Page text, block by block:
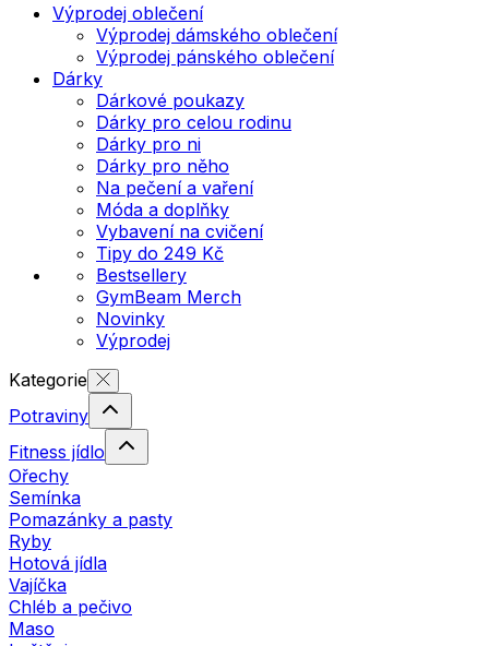
Výprodej oblečení
Výprodej dámského oblečení
Výprodej pánského oblečení
Dárky
Dárkové poukazy
Dárky pro celou rodinu
Dárky pro ni
Dárky pro něho
Na pečení a vaření
Móda a doplňky
Vybavení na cvičení
Tipy do 249 Kč
Bestsellery
GymBeam Merch
Novinky
Výprodej
Kategorie
Potraviny
Fitness jídlo
Ořechy
Semínka
Pomazánky a pasty
Ryby
Hotová jídla
Vajíčka
Chléb a pečivo
Maso